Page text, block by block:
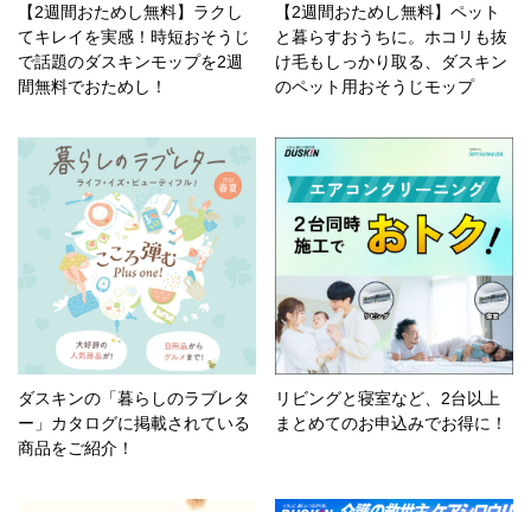
【2週間おためし無料】ラクし
てキレイを実感！時短おそうじ
で話題のダスキンモップを2週
間無料でおためし！
【2週間おためし無料】ペット
と暮らすおうちに。ホコリも抜
け毛もしっかり取る、ダスキン
のペット用おそうじモップ
ダスキンの「暮らしのラブレタ
ー」カタログに掲載されている
商品をご紹介！
リビングと寝室など、2台以上
まとめてのお申込みでお得に！